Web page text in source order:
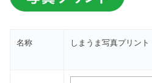
名称 しまうま写真プリント